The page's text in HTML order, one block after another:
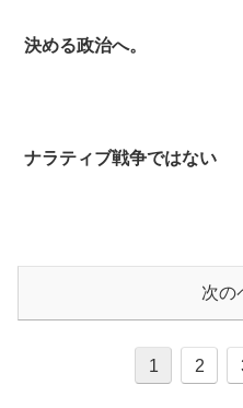
決める政治へ。
ナラティブ戦争ではない
次の
1 2